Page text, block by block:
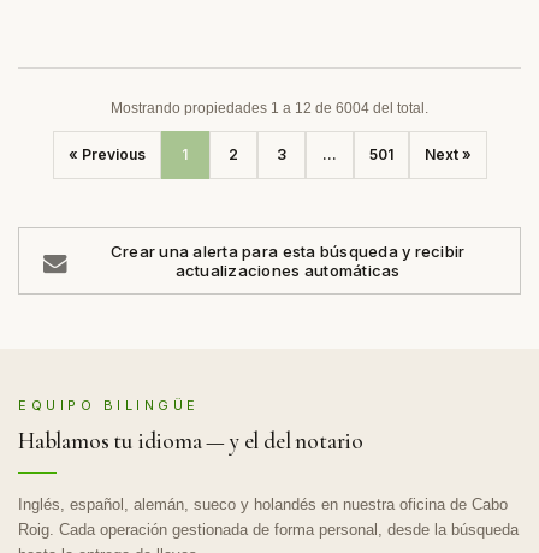
Mostrando propiedades 1 a 12 de 6004 del total.
« Previous 1 2 3 ... 501 Next »
Crear una alerta para esta búsqueda y recibir
actualizaciones automáticas
EQUIPO BILINGÜE
Hablamos tu idioma — y el del notario
Inglés, español, alemán, sueco y holandés en nuestra oficina de Cabo
Roig. Cada operación gestionada de forma personal, desde la búsqueda